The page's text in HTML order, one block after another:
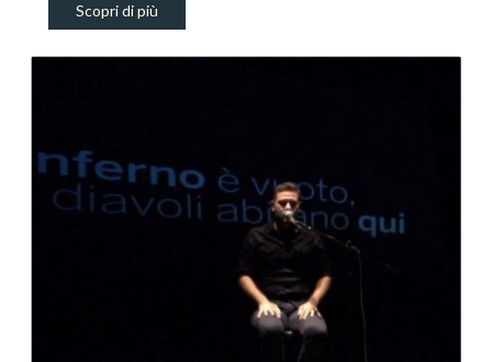
Scopri di più